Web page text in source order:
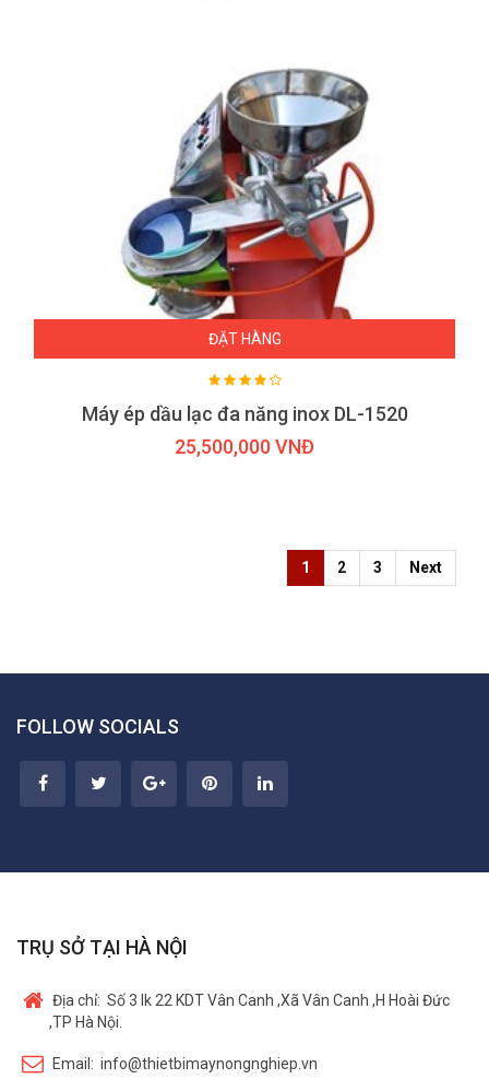
ĐẶT HÀNG
Máy ép dầu lạc đa năng inox DL-1520
25,500,000 VNĐ
1 2 3 Next
FOLLOW SOCIALS
TRỤ SỞ TẠI HÀ NỘI
Địa chỉ: Số 3 lk 22 KDT Vân Canh ,Xã Vân Canh ,H Hoài Đức
,TP Hà Nội.
Email: info@thietbimaynongnghiep.vn